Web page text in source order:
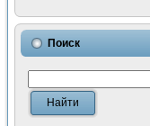
Поиск